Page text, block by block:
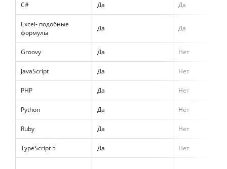
C# Да Да
Excel- подобные
формулы
Да Да
Groovy Да Нет
JavaScript Да Нет
PHP Да Нет
Python Да Нет
Ruby Да Нет
TypeScript 5 Да Нет